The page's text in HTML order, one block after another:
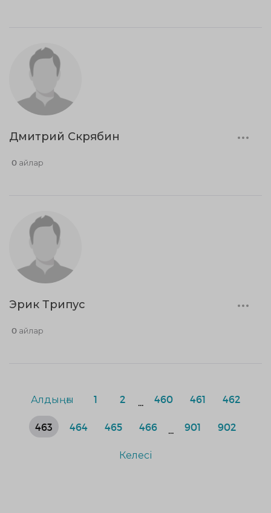
Дмитрий Скрябин
0 айлар
Эрик Трипус
0 айлар
Алдыңғы 1 2 460 461 462
463 464 465 466 901 902
Келесі